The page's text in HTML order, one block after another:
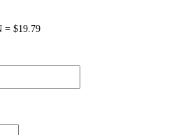
= $19.79